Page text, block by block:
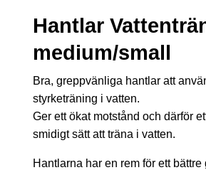
Hantlar
medium/small
Bra, greppvänliga hantlar att
styrketräning i vatten.
Ger ett ökat motstånd och därför
smidigt sätt att träna i vatten.
Hantlarna har en rem för ett bättre